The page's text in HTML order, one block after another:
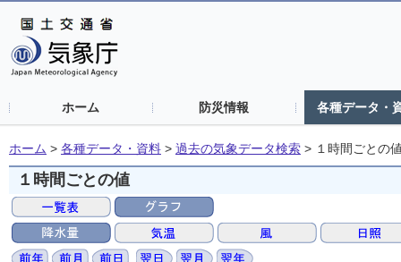
ホーム 防災情報 各種データ・
ホーム > 各種データ・資料 > 過去の気象データ検索 > １時間ごとの
１時間ごとの値